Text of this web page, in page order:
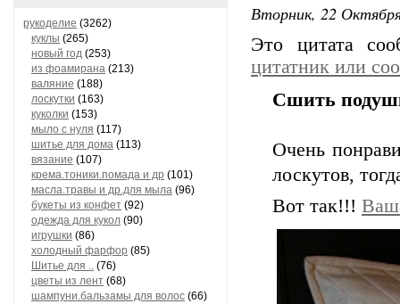
рукоделие (3262)
куклы (265)
новый год (253)
из фоамирана (213)
валяние (188)
лоскутки (163)
куколки (153)
мыло с нуля (117)
шитье для дома (113)
вязание (107)
крема.тоники.помада и др (101)
масла.травы и др.для мыла (96)
букеты из конфет (92)
одежда для кукол (90)
игрушки (86)
холодный фарфор (85)
Шитье для .. (76)
цветы из лент (68)
шампуни.бальзамы для волос (66)
Вторник, 22
Это цитата
цитатник или
Сшить
Очень
лоскутов,
Вот так!!!